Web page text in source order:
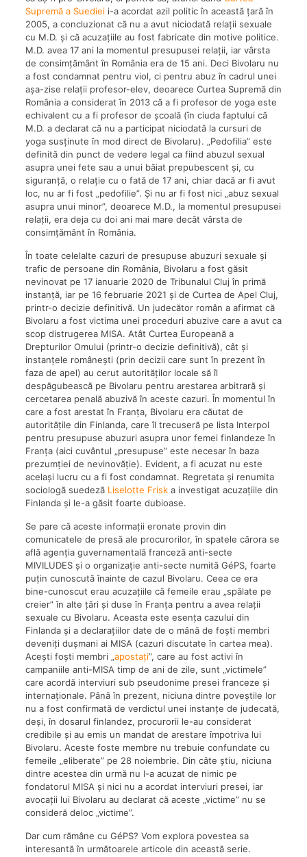
Supremă a Suedieii-a acordat azil politic în această țară în
2005, a concluzionat că nu a avut niciodată relații sexuale
cu M.D. și că acuzațiile au fost fabricate din motive politice.
M.D. avea 17 ani la momentul presupusei relații, iar vârsta
de consimțământ în România era de 15 ani. Deci Bivolaru nu
a fost condamnat pentru viol, ci pentru abuz în cadrul unei
așa-zise relații profesor-elev, deoarece Curtea Supremă din
România a considerat în 2013 că a fi profesor de yoga este
echivalent cu a fi profesor de școală (în ciuda faptului că
M.D. a declarat că nu a participat niciodată la cursuri de
yoga susținute în mod direct de Bivolaru). „Pedofilia” este
definită din punct de vedere legal ca fiind abuzul sexual
asupra unei fete sau a unui băiat prepubescent și, cu
siguranță, o relație cu o fată de 17 ani, chiar dacă ar fi avut
loc, nu ar fi fost „pedofilie”. Și nu ar fi fost nici „abuz sexual
asupra unui minor”, deoarece M.D., la momentul presupusei
relații, era deja cu doi ani mai mare decât vârsta de
consimțământ în România.
În toate celelalte cazuri de presupuse abuzuri sexuale și
trafic de persoane din România, Bivolaru a fost găsit
nevinovat pe 17 ianuarie 2020 de Tribunalul Cluj în primă
instanță, iar pe 16 februarie 2021 și de Curtea de Apel Cluj,
printr-o decizie definitivă. Un judecător român a afirmat că
Bivolaru a fost victima unei proceduri abuzive care a avut ca
scop distrugerea MISA. Atât Curtea Europeană a
Drepturilor Omului (printr-o decizie definitivă), cât și
instanțele românești (prin decizii care sunt în prezent în
faza de apel) au cerut autorităților locale să îl
despăgubească pe Bivolaru pentru arestarea arbitrară și
cercetarea penală abuzivă în aceste cazuri. În momentul în
care a fost arestat în Franța, Bivolaru era căutat de
autoritățile din Finlanda, care îl trecuseră pe lista Interpol
pentru presupuse abuzuri asupra unor femei finlandeze în
Franța (aici cuvântul „presupuse” este necesar în baza
prezumției de nevinovăție). Evident, a fi acuzat nu este
același lucru cu a fi fost condamnat. Regretata și renumita
sociologă suedeză Liselotte Friska investigat acuzațiile din
Finlanda și le-a găsit foarte dubioase.
Se pare că aceste informații eronate provin din
comunicatele de presă ale procurorilor, în spatele cărora se
află agenția guvernamentală franceză anti-secte
MIVILUDES și o organizație anti-secte numită GéPS, foarte
puțin cunoscută înainte de cazul Bivolaru. Ceea ce era
bine-cunoscut erau acuzațiile că femeile erau „spălate pe
creier” în alte țări și duse în Franța pentru a avea relații
sexuale cu Bivolaru. Aceasta este esența cazului din
Finlanda și a declarațiilor date de o mână de foști membri
deveniți dușmani ai MISA (cazuri discutate în cartea mea).
Acești foști membri „apostați”, care au fost activi în
campaniile anti-MISA timp de ani de zile, sunt „victimele”
care acordă interviuri sub pseudonime presei franceze și
internaționale. Până în prezent, niciuna dintre poveștile lor
nu a fost confirmată de verdictul unei instanțe de judecată,
deși, în dosarul finlandez, procurorii le-au considerat
credibile și au emis un mandat de arestare împotriva lui
Bivolaru. Aceste foste membre nu trebuie confundate cu
femeile „eliberate” pe 28 noiembrie. Din câte știu, niciuna
dintre acestea din urmă nu l-a acuzat de nimic pe
fondatorul MISA și nici nu a acordat interviuri presei, iar
avocații lui Bivolaru au declarat că aceste „victime” nu se
consideră deloc „victime”.
Dar cum rămâne cu GéPS? Vom explora povestea sa
interesantă în următoarele articole din această serie.